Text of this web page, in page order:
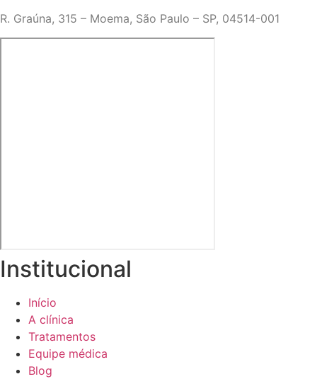
R. Graúna, 315 – Moema, São Paulo – SP, 04514-001
Institucional
Início
A clínica
Tratamentos
Equipe médica
Blog